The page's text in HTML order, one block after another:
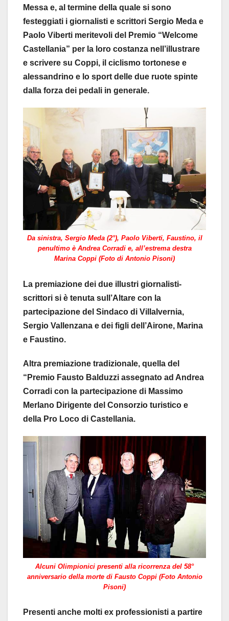
Messa e, al termine della quale si sono
festeggiati i giornalisti e scrittori Sergio Meda e
Paolo Viberti meritevoli del Premio “Welcome
Castellania” per la loro costanza nell’illustrare
e scrivere su Coppi, il ciclismo tortonese e
alessandrino e lo sport delle due ruote spinte
dalla forza dei pedali in generale.
Da sinistra, Sergio Meda (2°), Paolo Viberti, Faustino, il
penultimo è Andrea Corradi e, all’estrema destra
Marina Coppi (Foto di Antonio Pisoni)
La premiazione dei due illustri giornalisti-
scrittori si è tenuta sull’Altare con la
partecipazione del Sindaco di Villalvernia,
Sergio Vallenzana e dei figli dell’Airone, Marina
e Faustino.
Altra premiazione tradizionale, quella del
“Premio Fausto Balduzzi assegnato ad Andrea
Corradi con la partecipazione di Massimo
Merlano Dirigente del Consorzio turistico e
della Pro Loco di Castellania.
Alcuni Olimpionici presenti alla ricorrenza del 58°
anniversario della morte di Fausto Coppi (Foto Antonio
Pisoni)
Presenti anche molti ex professionisti a partire